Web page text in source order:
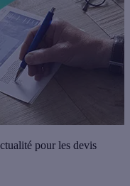
pour les devis